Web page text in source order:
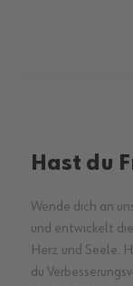
Hast du
Wende dich an
und entwickelt
Herz und Seele.
du